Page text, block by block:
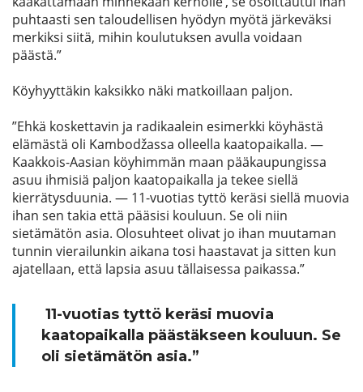
puhtaasti sen taloudellisen hyödyn myötä järkeväksi
merkiksi siitä, mihin koulutuksen avulla voidaan
päästä.”
Köyhyyttäkin kaksikko näki matkoillaan paljon.
”Ehkä koskettavin ja radikaalein esimerkki köyhästä
elämästä oli Kambodžassa olleella kaatopaikalla. —
Kaakkois-Aasian köyhimmän maan pääkaupungissa
asuu ihmisiä paljon kaatopaikalla ja tekee siellä
kierrätysduunia. — 11-vuotias tyttö keräsi siellä muovia
ihan sen takia että pääsisi kouluun. Se oli niin
sietämätön asia. Olosuhteet olivat jo ihan muutaman
tunnin vierailunkin aikana tosi haastavat ja sitten kun
ajatellaan, että lapsia asuu tällaisessa paikassa.”
11-vuotias tyttö keräsi muovia
kaatopaikalla päästäkseen kouluun. Se
oli sietämätön asia.”